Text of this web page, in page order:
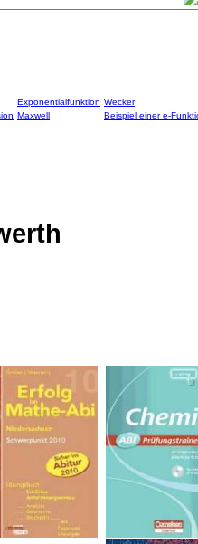
Exponentialfunktion Wecker
Maxwell Beispiel einer e-